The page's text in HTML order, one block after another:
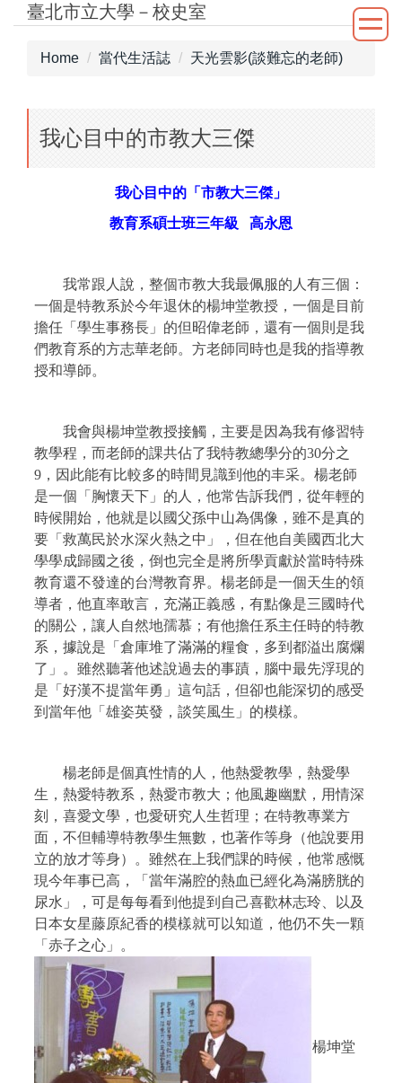
Jump
臺北市立大學－校史室
Home 當代生活誌 天光雲影(談難忘的老師)
我心目中的市教大三傑
我心目中的「市教大三傑」
教育系碩士班三年級 高永恩
我常跟人說，整個市教大我最佩服的人有三個：
一個是特教系於今年退休的楊坤堂教授，一個是目前
擔任「學生事務長」的但昭偉老師，還有一個則是我
們教育系的方志華老師。方老師同時也是我的指導教
授和導師。
我會與楊坤堂教授接觸，主要是因為我有修習特
教學程，而老師的課共佔了我特教總學分的30分之
9，因此能有比較多的時間見識到他的丰采。楊老師
是一個「胸懷天下」的人，他常告訴我們，從年輕的
時候開始，他就是以國父孫中山為偶像，雖不是真的
要「救萬民於水深火熱之中」，但在他自美國西北大
學學成歸國之後，倒也完全是將所學貢獻於當時特殊
教育還不發達的台灣教育界。楊老師是一個天生的領
導者，他直率敢言，充滿正義感，有點像是三國時代
的關公，讓人自然地孺慕；有他擔任系主任時的特教
系，據說是「倉庫堆了滿滿的糧食，多到都溢出腐爛
了」。雖然聽著他述說過去的事蹟，腦中最先浮現的
是「好漢不提當年勇」這句話，但卻也能深切的感受
到當年他「雄姿英發，談笑風生」的模樣。
楊老師是個真性情的人，他熱愛教學，熱愛學
生，熱愛特教系，熱愛市教大；他風趣幽默，用情深
刻，喜愛文學，也愛研究人生哲理；在特教專業方
面，不但輔導特教學生無數，也著作等身（他說要用
立的放才等身）。雖然在上我們課的時候，他常感慨
現今年事已高，「當年滿腔的熱血已經化為滿膀胱的
尿水」，可是每每看到他提到自己喜歡林志玲、以及
日本女星藤原紀香的模樣就可以知道，他仍不失一顆
「赤子之心」。
楊坤堂